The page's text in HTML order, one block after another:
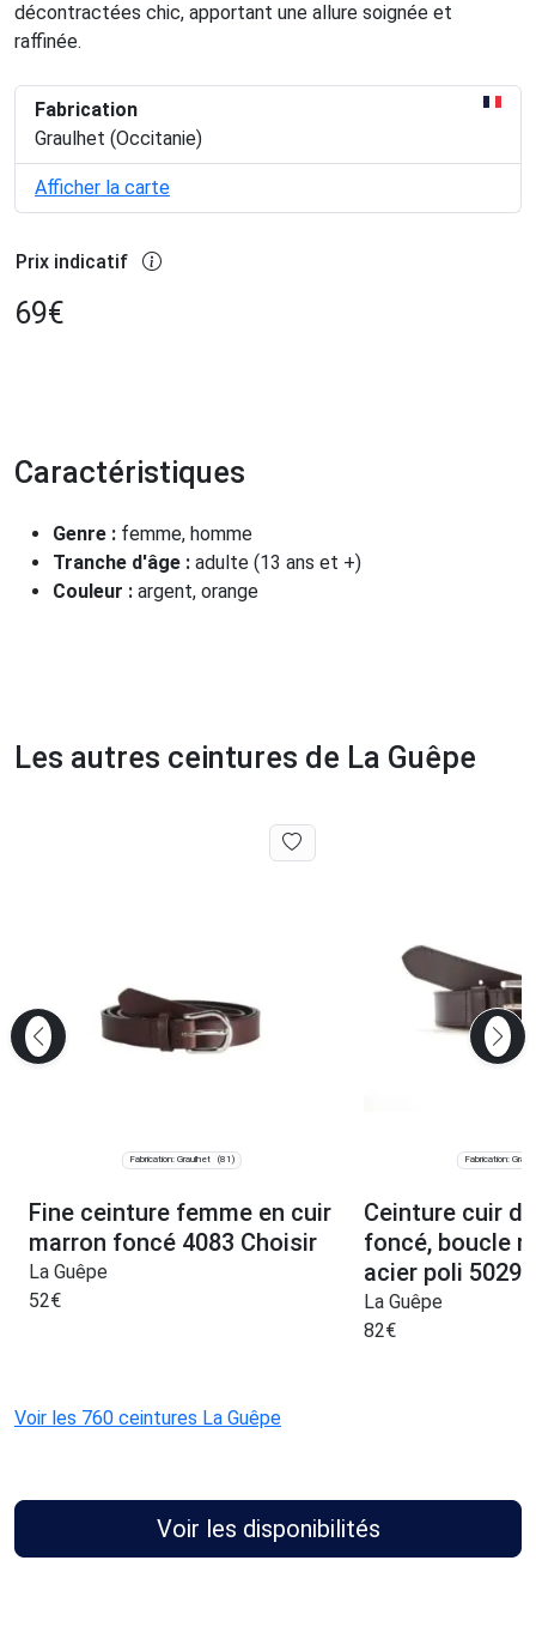
décontractées chic, apportant une allure soignée et
raffinée.
Fabrication
Graulhet (Occitanie)
Afficher la carte
Prix indicatif
69€
Caractéristiques
Genre : femme, homme
Tranche d'âge : adulte (13 ans et +)
Couleur : argent, orange
Les autres ceintures de La Guêpe
Fabrication: Graulhet (81)
Fine ceinture femme en cuir
marron foncé 4083 Choisir
La Guêpe
52€
Fabrication:
Ceinture cuir
foncé, boucle
acier poli 5029
La Guêpe
82€
Voir les 760 ceintures La Guêpe
Voir les disponibilités